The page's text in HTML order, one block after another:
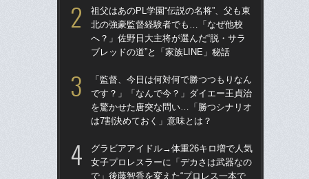
祖父はあのPL学園“伝説の名将”、父も東
北の強豪監督経験者でも…「なぜ他校
へ？」佐野日大主将が選んだ“脱・サラ
ブレッドの道”と「家族LINE」秘話
「監督、今日は何対何で勝つつもりなん
です？」「なんで今？」ダイエー王貞治
を驚かせた唐突な問い…「勝つシナリオ
は7割決めておく」意味とは？
グラビアアイドル→体重26キロ増で人気
女子プロレスラーに「デカさは武器なの
で」後藤智香を変えた“プロレス一本で